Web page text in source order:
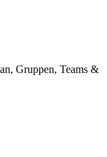
Gruppen, Teams &